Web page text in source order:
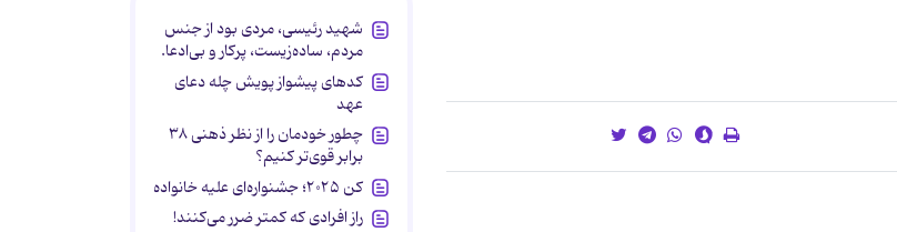
شهید رئیسی، مردی بود از جنس
مردم، ساده‌زیست، پرکار و بی‌ادعا.
کدهای پیشواز پویش چله دعای
عهد
چطور خودمان را از نظر ذهنی ۳۸
برابر قوی‌تر کنیم؟
کن ۲۰۲۵؛ جشنواره‌ای علیه خانواده
راز افرادی که کمتر ضرر می‌کنند!